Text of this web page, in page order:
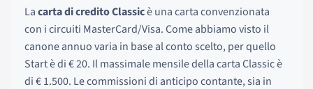
Lacarta di credito Classicè una carta convenzionata
con i circuiti MasterCard/Visa. Come abbiamo visto il
canone annuo varia in base al conto scelto, per quello
Start è di € 20. Il massimale mensile della carta Classic è
di € 1.500. Le commissioni di anticipo contante, sia in